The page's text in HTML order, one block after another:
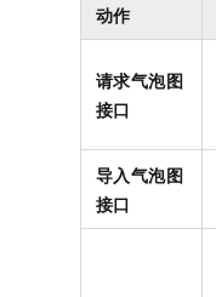
动作
请求气泡图
接口
导入气泡图
接口